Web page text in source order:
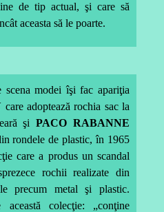
de tip actual, şi care să
aceasta să le poarte.
modei îşi fac apariţia
care adoptează rochia sac la
şiPACO RABANNE
rondele de plastic, în 1965
care a produs un scandal
rochii realizate din
precum metal şi plastic.
această colecţie: „conţine